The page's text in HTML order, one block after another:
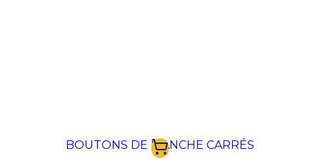
BOUTONS DE MANCHE CARRÉS